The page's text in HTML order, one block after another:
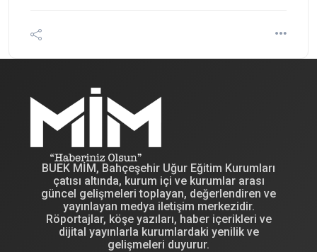
BUEK MİM, Bahçeşehir Uğur Eğitim Kurumları
çatısı altında, kurum içi ve kurumlar arası
güncel gelişmeleri toplayan, değerlendiren ve
yayınlayan medya iletişim merkezidir.
Röportajlar, köşe yazıları, haber içerikleri ve
dijital yayınlarla kurumlardaki yenilik ve
gelişmeleri duyurur.